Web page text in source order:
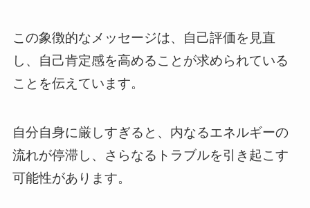
この象徴的なメッセージは、自己評価を見直
し、自己肯定感を高めることが求められている
ことを伝えています。
自分自身に厳しすぎると、内なるエネルギーの
流れが停滞し、さらなるトラブルを引き起こす
可能性があります。